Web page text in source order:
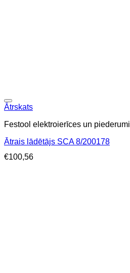
Ātrskats
Festool elektroierīces un piederumi
Ātrais lādētājs SCA 8/200178
€100,56